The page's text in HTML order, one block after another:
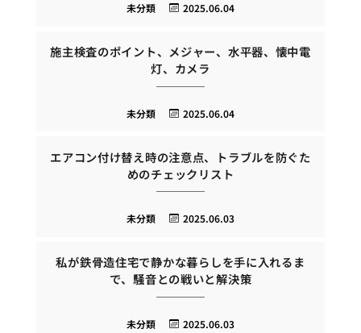
2025.06.04
未分類
施主検査のポイント、メジャー、水平器、懐中電
灯、カメラ
2025.06.04
未分類
エアコン付け替え時の注意点、トラブルを防ぐた
めのチェックリスト
2025.06.03
未分類
私が鉄骨造住宅で静かな暮らしを手に入れるま
で、騒音との戦いと解決策
2025.06.03
未分類